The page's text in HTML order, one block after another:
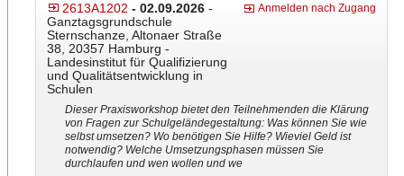
2613A1202 - 02.09.2026 -
Ganztagsgrundschule
Sternschanze, Altonaer Straße
38, 20357 Hamburg -
Landesinstitut für Qualifizierung
und Qualitätsentwicklung in
Schulen
Anmelden nach Zugang
Dieser Praxisworkshop bietet den Teilnehmenden die Klärung
von Fragen zur Schulgeländegestaltung: Was können Sie wie
selbst umsetzen? Wo benötigen Sie Hilfe? Wieviel Geld ist
notwendig? Welche Umsetzungsphasen müssen Sie
durchlaufen und wen wollen und we